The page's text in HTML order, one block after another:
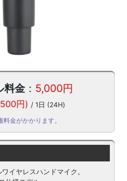
料金 ： 5,000円
円) / 1日 (24H)
料金がかかります。
イヤレスハンドマイク。